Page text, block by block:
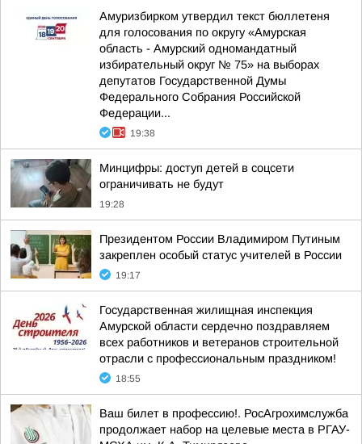
Амуризбирком утвердил текст бюллетеня
для голосования по округу «Амурская
область - Амурский одномандатный
избирательный округ № 75» на выборах
депутатов Государственной Думы
Федерального Собрания Российской
Федерации...
19:38
Минцифры: доступ детей в соцсети
ограничивать не будут
19:28
Президентом России Владимиром Путиным
закреплен особый статус учителей в России
19:17
Государственная жилищная инспекция
Амурской области сердечно поздравляем
всех работников и ветеранов строительной
отрасли с профессиональным праздником!
18:55
Ваш билет в профессию!. РосАгрохимслужба
продолжает набор на целевые места в РГАУ-